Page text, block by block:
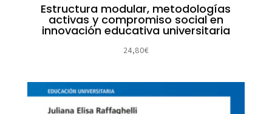
Estructura modular, metodologías
activas y compromiso social en
innovación educativa universitaria
24,80€